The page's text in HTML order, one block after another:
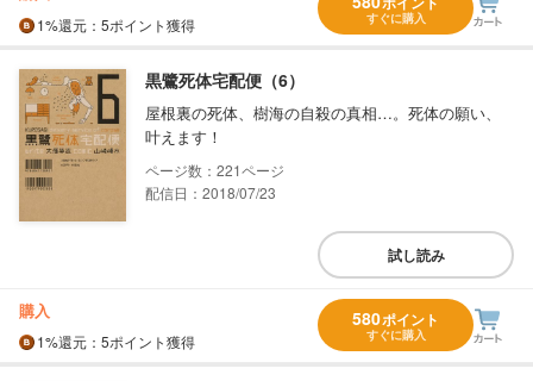
1%還元 ：5ポイント獲得 すぐに購入
黒鷺死体宅配便（6）
屋根裏の死体、樹海の自殺の真相…。死体の願い、
叶えます！
221
配信日：2018/07/23
試し読み
購入
1%還元 ：5ポイント獲得
580ポイント
すぐに購入